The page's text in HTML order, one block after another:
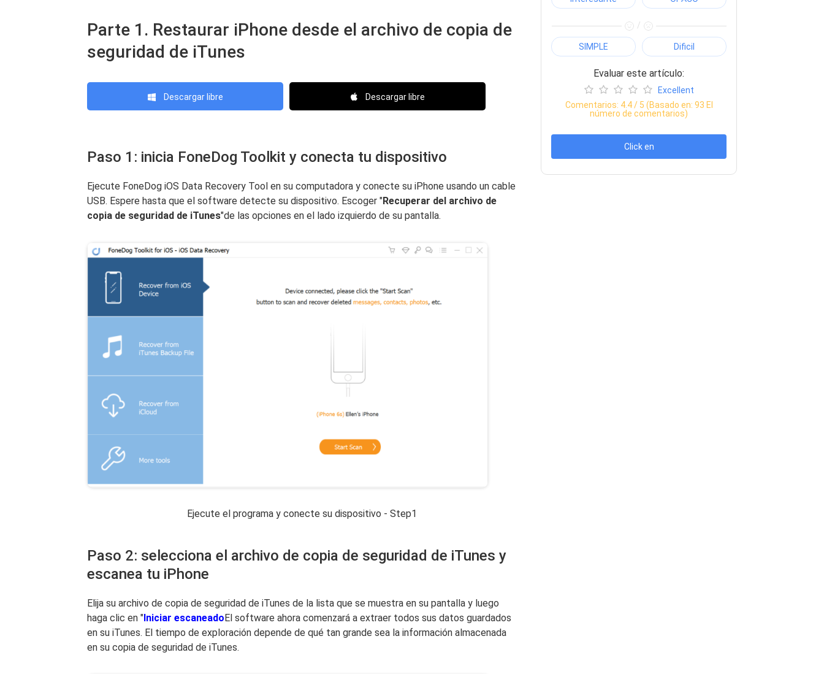
Parte 1. Restaurar iPhone desde el archivo de copia de
seguridad de iTunes
Descargar libre Descargar libre
Paso 1: inicia FoneDog Toolkit y conecta tu dispositivo
Ejecute FoneDog iOS Data Recovery Tool en su computadora y conecte su iPhone usando un cable
USB. Espere hasta que el software detecte su dispositivo. Escoger "Recuperar del archivo de
copia de seguridad de iTunes"de las opciones en el lado izquierdo de su pantalla.
Ejecute el programa y conecte su dispositivo - Step1
Paso 2: selecciona el archivo de copia de seguridad de iTunes y
escanea tu iPhone
Elija su archivo de copia de seguridad de iTunes de la lista que se muestra en su pantalla y luego
haga clic en "Iniciar escaneadoEl software ahora comenzará a extraer todos sus datos guardados
en su iTunes. El tiempo de exploración depende de qué tan grande sea la información almacenada
en su copia de seguridad de iTunes.
/
SIMPLE Dificil
Evaluar este artículo:
Excellent
Comentarios: 4.4/ 5 (Basado en: 93 El
número de comentarios)
Click en